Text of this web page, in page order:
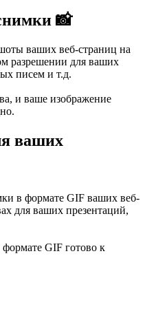
📸
ваших веб-страниц на
разрешении для ваших
писем и т.д.
и ваше изображение
ваших
в формате GIF ваших веб-
для ваших презентаций,
GIF готово к